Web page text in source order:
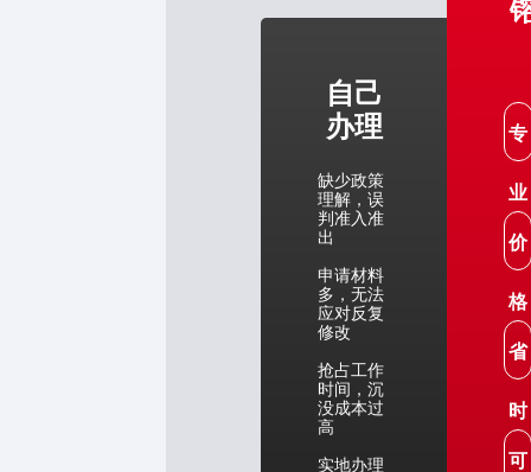
自己
办理
缺少政策
理解，误
判准入准
出
申请材料
多，无法
应对反复
修改
抢占工作
时间，沉
没成本过
高
实地办理
专
业
价
格
省
时
可